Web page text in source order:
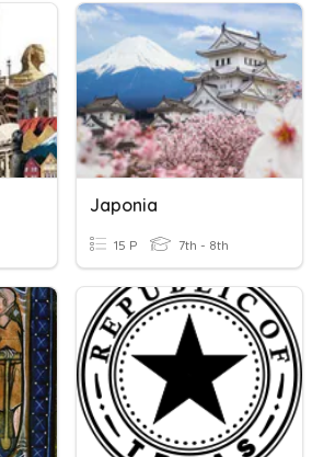
Japonia
15 P 7th - 8th